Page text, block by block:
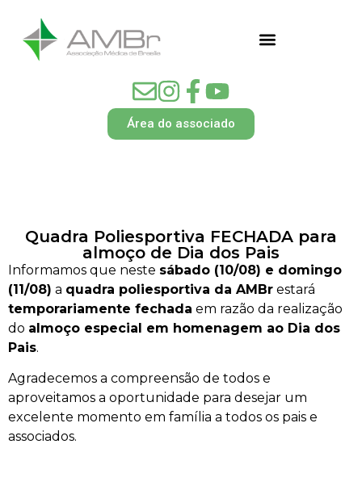
Área do associado
Quadra Poliesportiva FECHADA para
almoço de Dia dos Pais
Informamos que neste sábado (10/08) e domingo
(11/08) a quadra poliesportiva da AMBr estará
temporariamente fechada em razão da realização
do almoço especial em homenagem ao Dia dos
Pais.
Agradecemos a compreensão de todos e
aproveitamos a oportunidade para desejar um
excelente momento em família a todos os pais e
associados.